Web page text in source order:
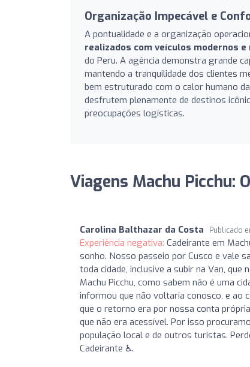
Organização Impecável e
A pontualidade e a organização
realizados com veículos modernos
do Peru. A agência demonstra grande
mantendo a tranquilidade dos clientes
bem estruturado com o calor humano
desfrutem plenamente de destinos
preocupações logísticas.
Viagens Machu Picchu:
Carolina Balthazar da Costa Publicado
Experiência negativa: Cadeirante em
sonho. Nosso passeio por Cusco e vale
toda cidade, inclusive a subir na Van,
Machu Picchu, como sabem não é uma
informou que não voltaria conosco, e ao
que o retorno era por nossa conta
que não era acessível. Por isso
população local e de outros turistas.
Cadeirante ♿️.